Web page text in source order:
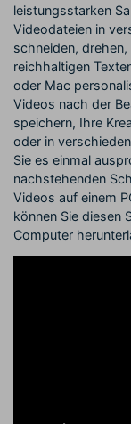
leistungsstarken
Videodateien in
schneiden,
reichhaltigen
oder Mac
Videos nach der
speichern, Ihre
oder in
Sie es einmal
nachstehenden
Videos auf einem
können Sie diesen
Computer